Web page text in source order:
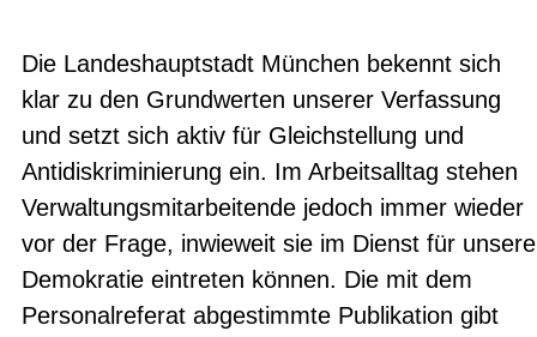
Die Landeshauptstadt München bekennt sich
klar zu den Grundwerten unserer Verfassung
und setzt sich aktiv für Gleichstellung und
Antidiskriminierung ein. Im Arbeitsalltag stehen
Verwaltungsmitarbeitende jedoch immer wieder
vor der Frage, inwieweit sie im Dienst für unsere
Demokratie eintreten können. Die mit dem
Personalreferat abgestimmte Publikation gibt